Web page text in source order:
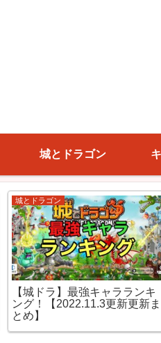
城とドラゴン
コスト5～7(進撃)
【城ドラ】クラーケンガール
の評価！